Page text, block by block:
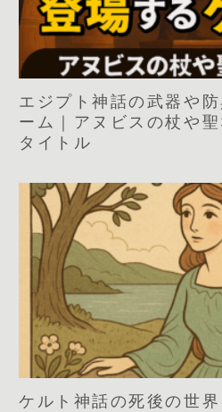
エジプト神話の武器や
ーム｜アヌビスの杖や
タイトル
ケルト神話の死後の世界